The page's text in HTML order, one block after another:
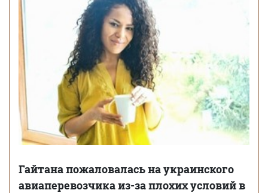
Гайтана пожаловалась на украинского
авиаперевозчика из-за плохих условий в